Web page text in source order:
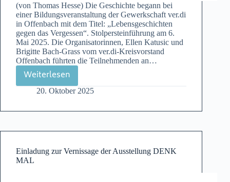
(von Thomas Hesse) Die Geschichte begann bei
einer Bildungsveranstaltung der Gewerkschaft ver.di
in Offenbach mit dem Titel: „Lebensgeschichten
gegen das Vergessen“. Stolpersteinführung am 6.
Mai 2025. Die Organisatorinnen, Ellen Katusic und
Brigitte Bach-Grass vom ver.di-Kreisvorstand
Offenbach führten die Teilnehmenden an…
Weiterlesen
Der
vermisste
Stolperstein
Spurensuche
20. Oktober 2025
Einladung zur Vernissage der Ausstellung DENK
MAL